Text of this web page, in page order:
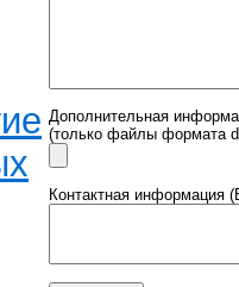
Дополнительная
(только файлы формата
Контактная информация